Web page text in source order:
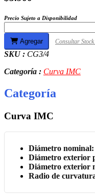
Precio Sujeto a Disponibilidad
Agregar Consultar Stock
SKU : CG3/4
Categoría : Curva IMC
Categoría
Curva IMC
Diámetro nominal:
Diámetro exterior
Diámetro exterior
Radio de